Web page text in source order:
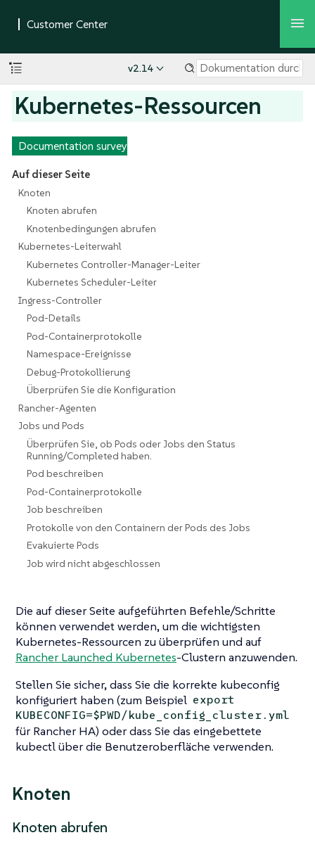
v2.14
Kubernetes-Ressourcen
Documentation survey
Auf dieser Seite
Knoten
Knoten abrufen
Knotenbedingungen abrufen
Kubernetes-Leiterwahl
Kubernetes Controller-Manager-Leiter
Kubernetes Scheduler-Leiter
Ingress-Controller
Pod-Details
Pod-Containerprotokolle
Namespace-Ereignisse
Debug-Protokollierung
Überprüfen Sie die Konfiguration
Rancher-Agenten
Jobs und Pods
Überprüfen Sie, ob Pods oder Jobs den Status
Running/Completed haben.
Pod beschreiben
Pod-Containerprotokolle
Job beschreiben
Protokolle von den Containern der Pods des Jobs
Evakuierte Pods
Job wird nicht abgeschlossen
Die auf dieser Seite aufgeführten Befehle/Schritte
können verwendet werden, um die wichtigsten
Kubernetes-Ressourcen zu überprüfen und auf
Rancher Launched Kubernetes-Clustern anzuwenden.
Stellen Sie sicher, dass Sie die korrekte kubeconfig
konfiguriert haben (zum Beispiel export
KUBECONFIG=$PWD/kube_config_cluster.yml
für Rancher HA) oder dass Sie das eingebettete
kubectl über die Benutzeroberfläche verwenden.
Knoten
Knoten abrufen